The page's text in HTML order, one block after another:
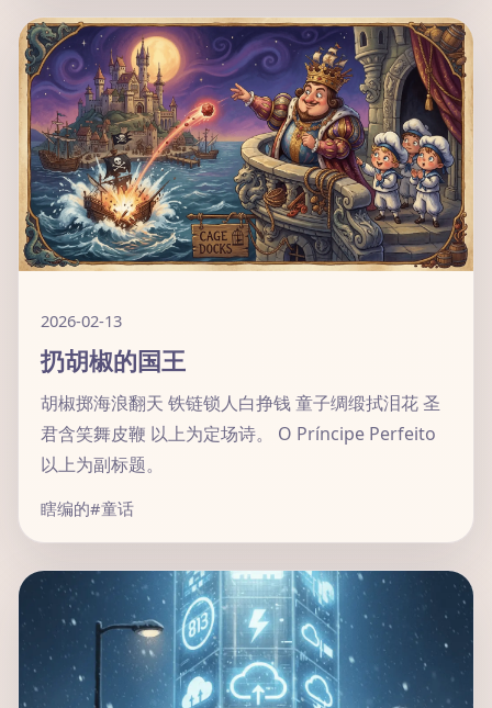
2026-02-13
扔胡椒的国王
胡椒掷海浪翻天 铁链锁人白挣钱 童子绸缎拭泪花 圣
君含笑舞皮鞭 以上为定场诗。 O Príncipe Perfeito
以上为副标题。
瞎编的#童话